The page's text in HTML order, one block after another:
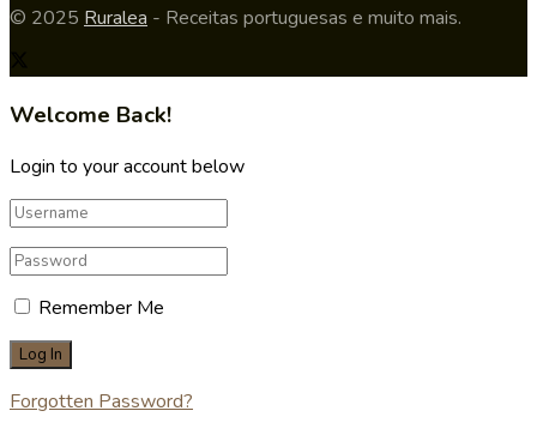
© 2025 Ruralea - Receitas portuguesas e muito mais.
Welcome Back!
Login to your account below
Remember Me
Forgotten Password?